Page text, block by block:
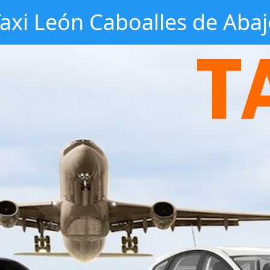
León Caboalles de